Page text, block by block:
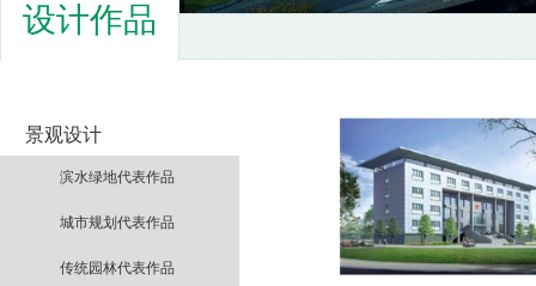
设计作品
景观设计
滨水绿地代表作品
城市规划代表作品
传统园林代表作品